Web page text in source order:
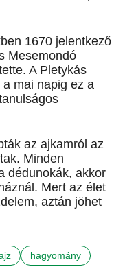
1670 jelentkező
Mesemondó
A Pletykás
mai napig ez a
az ajkamról az
Minden
dédunokák, akkor
Mert az élet
aztán jöhet
hagyomány